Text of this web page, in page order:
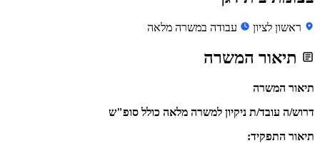
ראשון לציון עבודה במשרה מלאה
תיאור המשרה
תיאור המשרה
דרוש/ה עובד/ת ניקיון למשרה מלאה כולל סופ"ש
תיאור התפקיד: